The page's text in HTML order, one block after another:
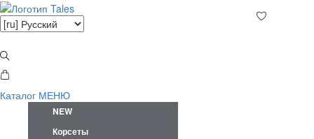
Каталог МЕНЮ
NEW
Корсеты